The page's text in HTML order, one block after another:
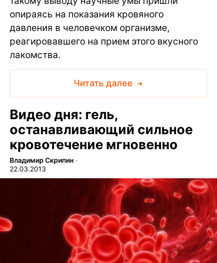
опираясь на показания кровяного
давления в человечком организме,
реагировавшего на прием этого вкусного
лакомства.
Читать далее
Видео дня: гель,
останавливающий сильное
кровотечение мгновенно
Владимир Скрипин ∙
22.03.2013